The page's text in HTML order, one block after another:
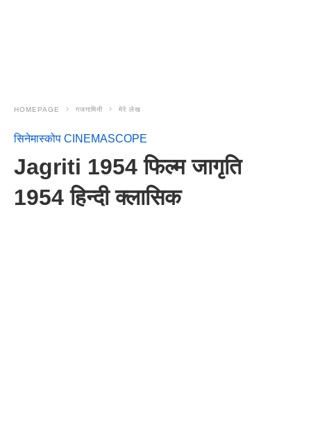
HOMEPAGE गजगामिनी मेरे लेख
सिनेमास्कोप CINEMASCOPE
Jagriti 1954 फिल्म जागृति
1954 हिन्दी क्लासिक